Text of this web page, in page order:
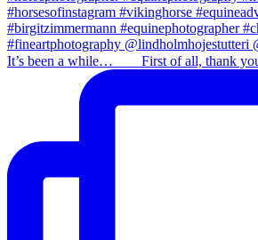
It’s been a while…⠀ ⠀ First of all, thank